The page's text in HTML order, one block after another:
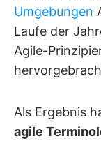
Umgebungen
Laufe der
Agile-
Als Ergebnis
agile